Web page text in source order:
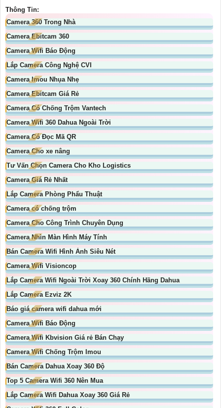
Thông Tin:
Camera 360 Trong Nhà
Camera Ebitcam 360
Camera Wifi Báo Động
Lắp Camera Công Nghệ CVI
Camera Imou Nhụa Nhẹ
Camera Ebitcam Giá Rẻ
Camera Có Chống Trộm Vantech
Camera Wifi 360 Dahua Ngoài Trời
Camera Có Đọc Mã QR
Camera Cho xe nâng
Tư Vấn Chọn Camera Cho Kho Logistics
Camera Giá Rẻ Nhất
Lắp Camera Phòng Phẩu Thuật
Camera có chống trộm
Camera Cho Công Trình Chuyên Dụng
Camera Nhìn Màn Hình Máy Tính
Bán Camera Wifi Hình Ảnh Siêu Nét
Camera Wifi Visioncop
Lắp Camera Wifi Ngoài Trời Xoay 360 Chính Hãng Dahua
Lắp Camera Ezviz 2K
Báo giá camera wifi dahua mới
Camera Wifi Báo Động
Camera Wifi Kbvision Giá rẻ Bán Chạy
Camera Wifi Chống Trộm Imou
Bán Camera Dahua Xoay 360 Độ
Top 5 Camera Wifi 360 Nên Mua
Lắp Camera Wifi Dahua Xoay 360 Giá Rẻ